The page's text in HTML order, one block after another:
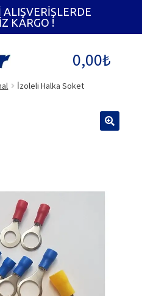
0,00₺
İzoleli Halka Soket
KARGO !